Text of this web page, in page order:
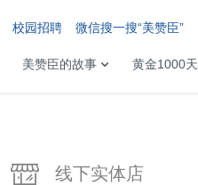
美赞臣的故事 黄金1000天
校园招聘 微信搜一搜“美赞臣”
线下实体店